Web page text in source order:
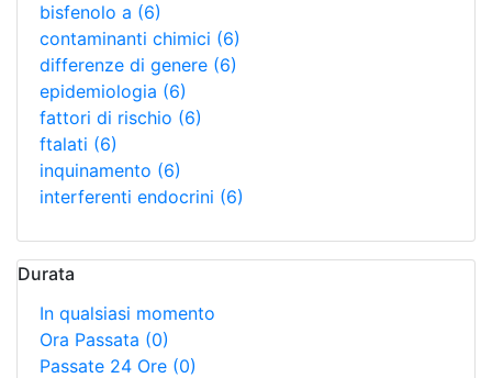
bisfenolo a (6)
contaminanti chimici (6)
differenze di genere (6)
epidemiologia (6)
fattori di rischio (6)
ftalati (6)
inquinamento (6)
interferenti endocrini (6)
Durata
In qualsiasi momento
Ora Passata (0)
Passate 24 Ore (0)